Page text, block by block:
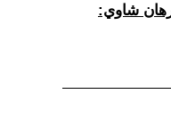
شاوي: